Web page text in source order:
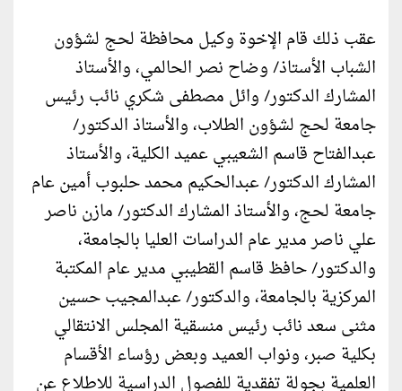
عقب ذلك قام الإخوة وكيل محافظة لحج لشؤون
الشباب الأستاذ/ وضاح نصر الحالمي، والأستاذ
المشارك الدكتور/ وائل مصطفى شكري نائب رئيس
جامعة لحج لشؤون الطلاب، والأستاذ الدكتور/
عبدالفتاح قاسم الشعيبي عميد الكلية، والأستاذ
المشارك الدكتور/ عبدالحكيم محمد حلبوب أمين عام
جامعة لحج، والأستاذ المشارك الدكتور/ مازن ناصر
علي ناصر مدير عام الدراسات العليا بالجامعة،
والدكتور/ حافظ قاسم القطيبي مدير عام المكتبة
المركزية بالجامعة، والدكتور/ عبدالمجيب حسين
مثنى سعد نائب رئيس منسقية المجلس الانتقالي
بكلية صبر، ونواب العميد وبعض رؤساء الأقسام
العلمية بجولة تفقدية للفصول الدراسية للاطلاع عن